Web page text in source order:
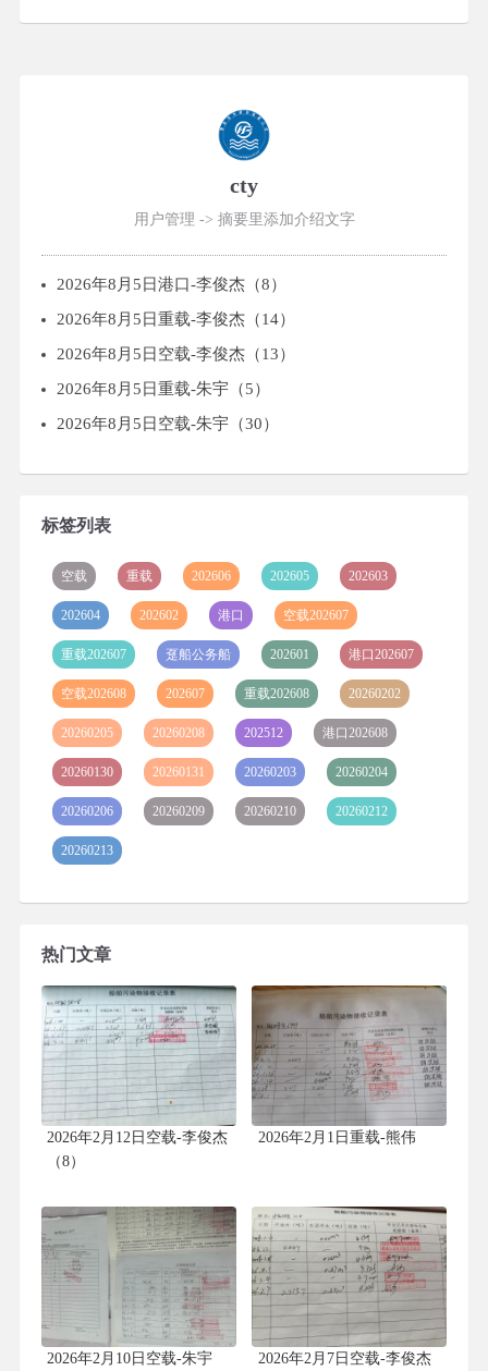
cty
用户管理 -> 摘要里添加介绍文字
2026年8月5日港口-李俊杰（8）
2026年8月5日重载-李俊杰（14）
2026年8月5日空载-李俊杰（13）
2026年8月5日重载-朱宇（5）
2026年8月5日空载-朱宇（30）
标签列表
空载 重载 202606 202605 202603
202604 202602 港口 空载202607
重载202607 趸船公务船 202601 港口202607
空载202608 202607 重载202608 20260202
20260205 20260208 202512 港口202608
20260130 20260131 20260203 20260204
20260206 20260209 20260210 20260212
20260213
热门文章
2026年2月12日空载-李俊杰
（8）
2026年2月1日重载-熊伟
2026年2月10日空载-朱宇 2026年2月7日空载-李俊杰